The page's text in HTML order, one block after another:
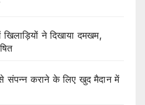
खिलाड़ियों ने दिखाया दमखम,
कराने के लिए खुद मैदान में